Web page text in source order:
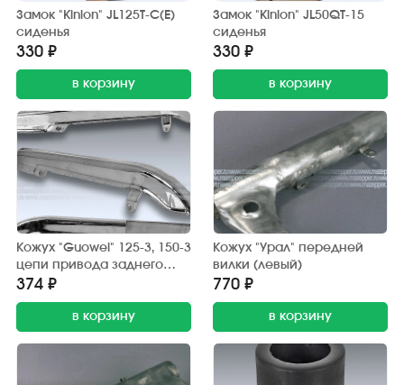
Замок "Kinlon" JL125T-C(E)
сиденья
330 ₽
в корзину
Замок "Kinlon" JL50QT-15
сиденья
330 ₽
в корзину
Кожух "Guowei" 125-3, 150-3
цепи привода заднего
колеса (защитный) хром.
374 ₽
в корзину
Кожух "Урал" передней
вилки (левый)
770 ₽
в корзину